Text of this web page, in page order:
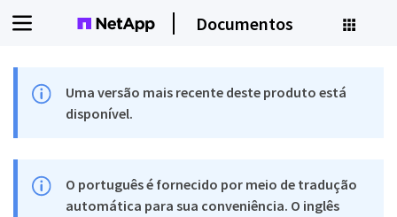
Documentos
Uma versão mais recente deste produto está
disponível.
O português é fornecido por meio de tradução
automática para sua conveniência. O inglês